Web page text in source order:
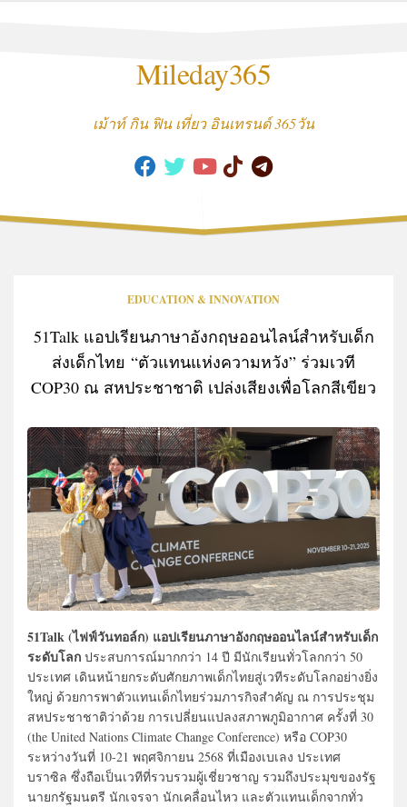
Mileday365
เม้าท์ กิน ฟิน เที่ยว อินเทรนด์ 365วัน
EDUCATION & INNOVATION
51Talk แอปเรียนภาษาอังกฤษออนไลน์สำหรับเด็ก
ส่งเด็กไทย “ตัวแทนแห่งความหวัง” ร่วมเวที
COP30 ณ สหประชาชาติ เปล่งเสียงเพื่อโลกสีเขียว
51Talk (ไฟฟ์วันทอล์ก) แอปเรียนภาษาอังกฤษออนไลน์สำหรับเด็ก
ระดับโลก ประสบการณ์มากกว่า 14 ปี มีนักเรียนทั่วโลกกว่า 50
ประเทศ เดินหน้ายกระดับศักยภาพเด็กไทยสู่เวทีระดับโลกอย่างยิ่ง
ใหญ่ ด้วยการพาตัวแทนเด็กไทยร่วมภารกิจสำคัญ ณ การประชุม
สหประชาชาติว่าด้วย การเปลี่ยนแปลงสภาพภูมิอากาศ ครั้งที่ 30
(the United Nations Climate Change Conference) หรือ COP30
ระหว่างวันที่ 10-21 พฤศจิกายน 2568 ที่เมืองเบเลง ประเทศ
บราซิล ซึ่งถือเป็นเวทีที่รวบรวมผู้เชี่ยวชาญ รวมถึงประมุขของรัฐ
นายกรัฐมนตรี นักเจรจา นักเคลื่อนไหว และตัวแทนเด็กจากทั่ว